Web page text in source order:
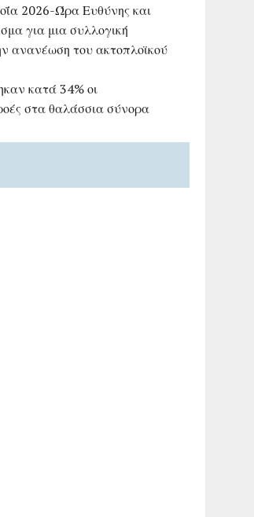
2026-Ώρα Ευθύνης και
για μια συλλογική
ανανέωση του ακτοπλοϊκού
κατά 34% οι
στα θαλάσσια σύνορα